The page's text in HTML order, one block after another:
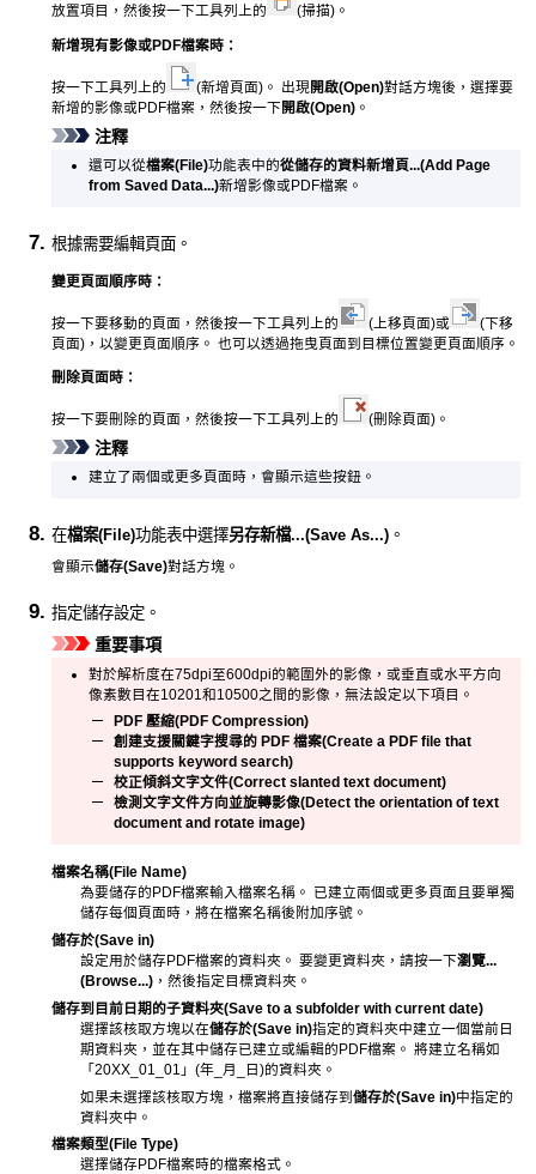
放置項目，然後按一下工具列上的 (掃描)。
新增現有影像或PDF檔案時：
按一下工具列上的 (新增頁面)。 出現 開啟(Open)對話方塊後，選擇要
新增的影像或PDF檔案，然後按一下開啟(Open) 。
注釋
還可以從檔案(File)功能表中的從儲存的資料新增頁...(Add Page
from Saved Data...)新增影像或PDF檔案。
根據需要編輯頁面。
變更頁面順序時：
按一下要移動的頁面，然後按一下工具列上的 (上移頁面)或
(下移
頁面)，以變更頁面順序。 也可以透過拖曳頁面到目標位置變更頁面順序。
刪除頁面時：
按一下要刪除的頁面，然後按一下工具列上的 (刪除頁面)。
注釋
建立了兩個或更多頁面時，會顯示這些按鈕。
在檔案(File)功能表中選擇另存新檔...(Save As...) 。
會顯示儲存(Save)對話方塊。
指定儲存設定。
重要事項
對於解析度在75dpi至600dpi的範圍外的影像，或垂直或水平方向
像素數目在10201和10500之間的影像，無法設定以下項目。
PDF 壓縮(PDF Compression)
創建支援關鍵字搜尋的 PDF 檔案(Create a PDF file that
supports keyword search)
校正傾斜文字文件(Correct slanted text document)
檢測文字文件方向並旋轉影像(Detect the orientation of text
document and rotate image)
檔案名稱(File Name)
為要儲存的PDF檔案輸入檔案名稱。
已建立兩個或更多頁面且要單獨
儲存每個頁面時，將在檔案名稱後附加序號。
儲存於(Save in)
設定用於儲存PDF檔案的資料夾。 要變更資料夾，請按一下瀏覽...
(Browse...)，然後指定目標資料夾。
儲存到目前日期的子資料夾(Save to a subfolder with current date)
選擇該核取方塊以在儲存於(Save in)指定的資料夾中建立一個當前日
期資料夾，並在其中儲存已建立或編輯的PDF檔案。 將建立名稱如
「20XX_01_01」(年_月_日)的資料夾。
如果未選擇該核取方塊，檔案將直接儲存到儲存於(Save in)中指定的
資料夾中。
檔案類型(File Type)
選擇儲存PDF檔案時的檔案格式。